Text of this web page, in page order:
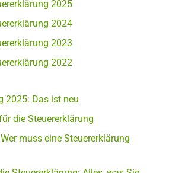
2025
2024
2023
2022
2025: Das ist neu
die Steuererklärung
muss eine Steuererklärung